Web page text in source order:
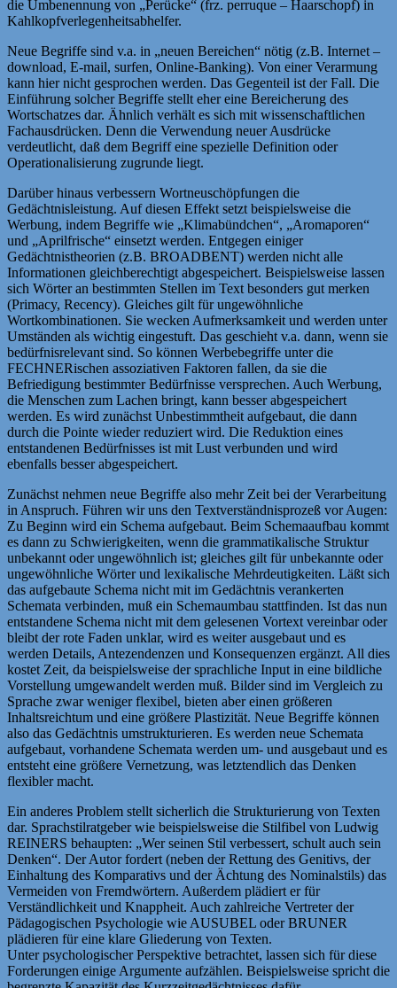
die Umbenennung von „Perücke“ (frz. perruque – Haarschopf) in
Kahlkopfverlegenheitsabhelfer.
Neue Begriffe sind v.a. in „neuen Bereichen“ nötig (z.B. Internet –
download, E-mail, surfen, Online-Banking). Von einer Verarmung
kann hier nicht gesprochen werden. Das Gegenteil ist der Fall. Die
Einführung solcher Begriffe stellt eher eine Bereicherung des
Wortschatzes dar. Ähnlich verhält es sich mit wissenschaftlichen
Fachausdrücken. Denn die Verwendung neuer Ausdrücke
verdeutlicht, daß dem Begriff eine spezielle Definition oder
Operationalisierung zugrunde liegt.
Darüber hinaus verbessern Wortneuschöpfungen die
Gedächtnisleistung. Auf diesen Effekt setzt beispielsweise die
Werbung, indem Begriffe wie „Klimabündchen“, „Aromaporen“
und „Aprilfrische“ einsetzt werden. Entgegen einiger
Gedächtnistheorien (z.B. BROADBENT) werden nicht alle
Informationen gleichberechtigt abgespeichert. Beispielsweise lassen
sich Wörter an bestimmten Stellen im Text besonders gut merken
(Primacy, Recency). Gleiches gilt für ungewöhnliche
Wortkombinationen. Sie wecken Aufmerksamkeit und werden unter
Umständen als wichtig eingestuft. Das geschieht v.a. dann, wenn sie
bedürfnisrelevant sind. So können Werbebegriffe unter die
FECHNERischen assoziativen Faktoren fallen, da sie die
Befriedigung bestimmter Bedürfnisse versprechen. Auch Werbung,
die Menschen zum Lachen bringt, kann besser abgespeichert
werden. Es wird zunächst Unbestimmtheit aufgebaut, die dann
durch die Pointe wieder reduziert wird. Die Reduktion eines
entstandenen Bedürfnisses ist mit Lust verbunden und wird
ebenfalls besser abgespeichert.
Zunächst nehmen neue Begriffe also mehr Zeit bei der Verarbeitung
in Anspruch. Führen wir uns den Textverständnisprozeß vor Augen:
Zu Beginn wird ein Schema aufgebaut. Beim Schemaaufbau kommt
es dann zu Schwierigkeiten, wenn die grammatikalische Struktur
unbekannt oder ungewöhnlich ist; gleiches gilt für unbekannte oder
ungewöhnliche Wörter und lexikalische Mehrdeutigkeiten. Läßt sich
das aufgebaute Schema nicht mit im Gedächtnis verankerten
Schemata verbinden, muß ein Schemaumbau stattfinden. Ist das nun
entstandene Schema nicht mit dem gelesenen Vortext vereinbar oder
bleibt der rote Faden unklar, wird es weiter ausgebaut und es
werden Details, Antezendenzen und Konsequenzen ergänzt. All dies
kostet Zeit, da beispielsweise der sprachliche Input in eine bildliche
Vorstellung umgewandelt werden muß. Bilder sind im Vergleich zu
Sprache zwar weniger flexibel, bieten aber einen größeren
Inhaltsreichtum und eine größere Plastizität. Neue Begriffe können
also das Gedächtnis umstrukturieren. Es werden neue Schemata
aufgebaut, vorhandene Schemata werden um- und ausgebaut und es
entsteht eine größere Vernetzung, was letztendlich das Denken
flexibler macht.
Ein anderes Problem stellt sicherlich die Strukturierung von Texten
dar. Sprachstilratgeber wie beispielsweise die Stilfibel von Ludwig
REINERS behaupten: „Wer seinen Stil verbessert, schult auch sein
Denken“. Der Autor fordert (neben der Rettung des Genitivs, der
Einhaltung des Komparativs und der Ächtung des Nominalstils) das
Vermeiden von Fremdwörtern. Außerdem plädiert er für
Verständlichkeit und Knappheit. Auch zahlreiche Vertreter der
Pädagogischen Psychologie wie AUSUBEL oder BRUNER
plädieren für eine klare Gliederung von Texten.
Unter psychologischer Perspektive betrachtet, lassen sich für diese
Forderungen einige Argumente aufzählen. Beispielsweise spricht die